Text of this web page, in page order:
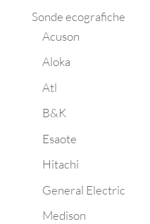
Sonde ecografiche
Acuson
Aloka
Atl
B&K
Esaote
Hitachi
General Electric
Medison